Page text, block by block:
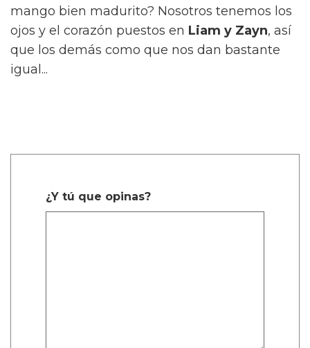
mango bien madurito? Nosotros tenemos los
ojos y el corazón puestos en Liam y Zayn, así
que los demás como que nos dan bastante
igual...
¿Y tú que opinas?